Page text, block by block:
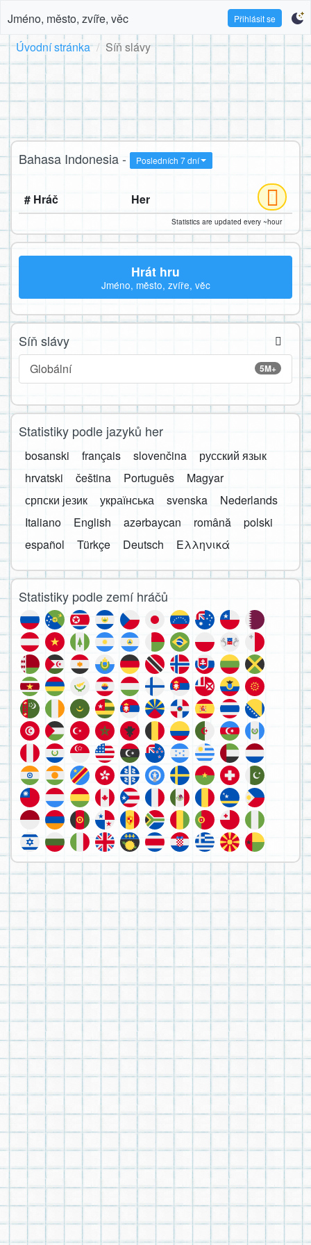
Jméno, město, zvíře, věc Přihlásit se
Úvodní stránka Síň slávy
Bahasa Indonesia - Posledních 7 dní
# Hráč Her
Statistics are updated every ~hour
Hrát hru
Jméno, město, zvíře, věc
Síň slávy
5M+
Globální
Statistiky podle jazyků her
bosanski français slovenčina
русский язык
hrvatski
čeština Português
Magyar
српски језик
українська svenska
Nederlands
Italiano
English azərbaycan română
polski
español
Türkçe Deutsch Ελληνικά
Statistiky podle zemí hráčů